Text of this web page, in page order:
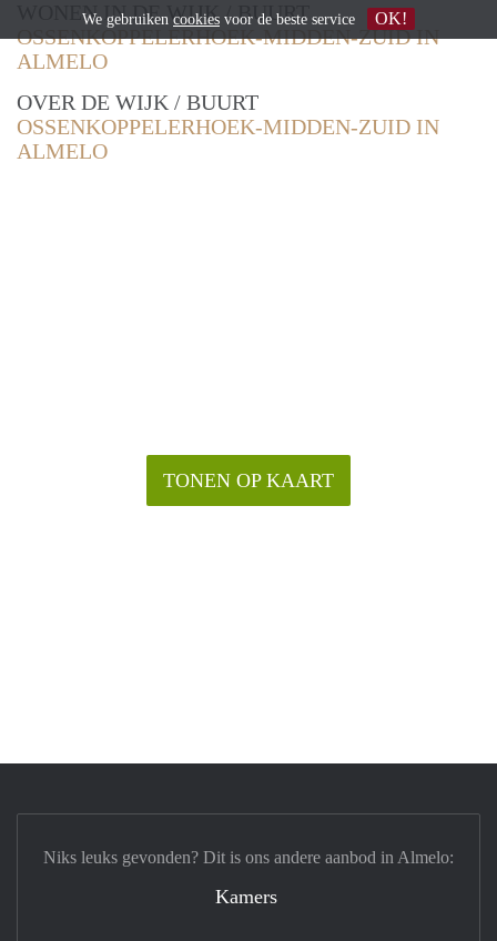
WONEN IN DE WIJK / BUURT
OSSENKOPPELERHOEK-MIDDEN-ZUID IN
ALMELO
OVER DE WIJK / BUURT
OSSENKOPPELERHOEK-MIDDEN-ZUID IN
ALMELO
TONEN OP KAART
Niks leuks gevonden? Dit is ons andere aanbod in Almelo:
Kamers
We gebruiken cookies voor de beste service OK!